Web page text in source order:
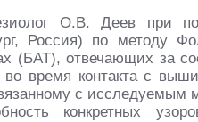
О.В. Деев при
Россия) по методу
(БАТ), отвечающих за
время контакта с
с
конкретных